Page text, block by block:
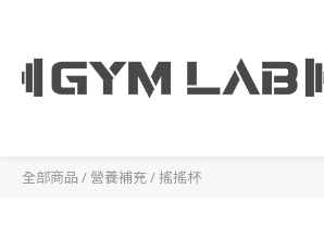
全部商品 / 營養補充/搖搖杯